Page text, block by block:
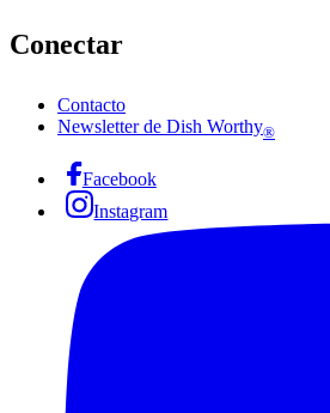
Conectar
Contacto
Newsletter de Dish Worthy®
Facebook
Instagram